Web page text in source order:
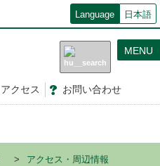
Language 日本語
アクセス お問い合わせ
MENU
アクセス・周辺情報